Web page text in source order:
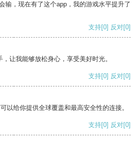
输，现在有了这个app，我的游戏水平提升了
支持[0] 反对[0]
让我能够放松身心，享受美好时光。
支持[0] 反对[0]
以给你提供全球覆盖和最高安全性的连接。
支持[0] 反对[0]